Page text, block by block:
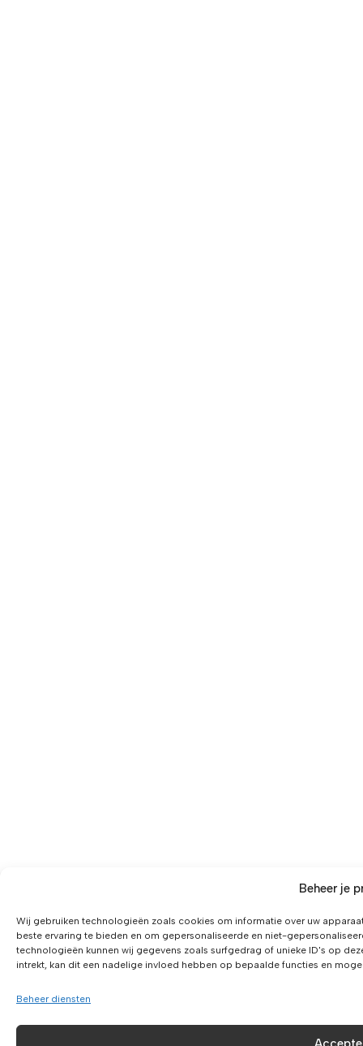
Beheer je
Wij gebruiken technologieën zoals cookies om informatie over uw
beste ervaring te bieden en om gepersonaliseerde en niet-
technologieën kunnen wij gegevens zoals surfgedrag of unieke ID's op
intrekt, kan dit een nadelige invloed hebben op bepaalde functies en
Beheer diensten